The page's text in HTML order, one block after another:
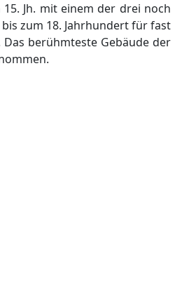
Jh. mit einem der drei noch
zum 18. Jahrhundert für fast
berühmteste Gebäude der